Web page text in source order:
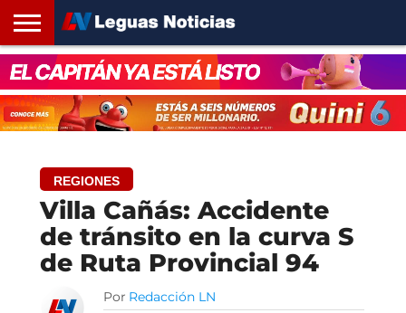
INICIO
SANTA
FE
ROSARIO24
REGIONES
ARGENTINA
OPINIÓN
CONTACTO
REGIONES
Villa Cañás: Accidente
de tránsito en la curva S
de Ruta Provincial 94
Por Redacción LN